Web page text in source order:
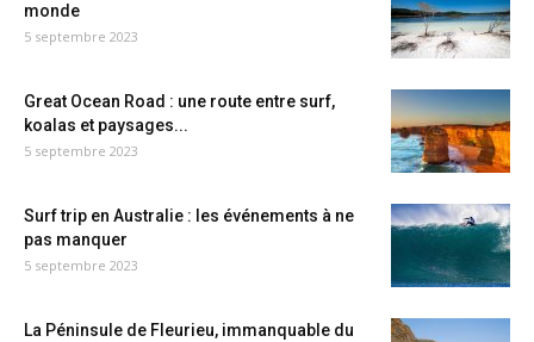
monde
5 septembre 2023
Great Ocean Road : une route entre surf,
koalas et paysages...
5 septembre 2023
Surf trip en Australie : les événements à ne
pas manquer
5 septembre 2023
La Péninsule de Fleurieu, immanquable du